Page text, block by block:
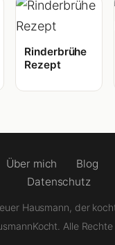
Rinderbrühe
Rezept
Über mich Blog
Datenschutz
Hausmann, der
Alle Rechte